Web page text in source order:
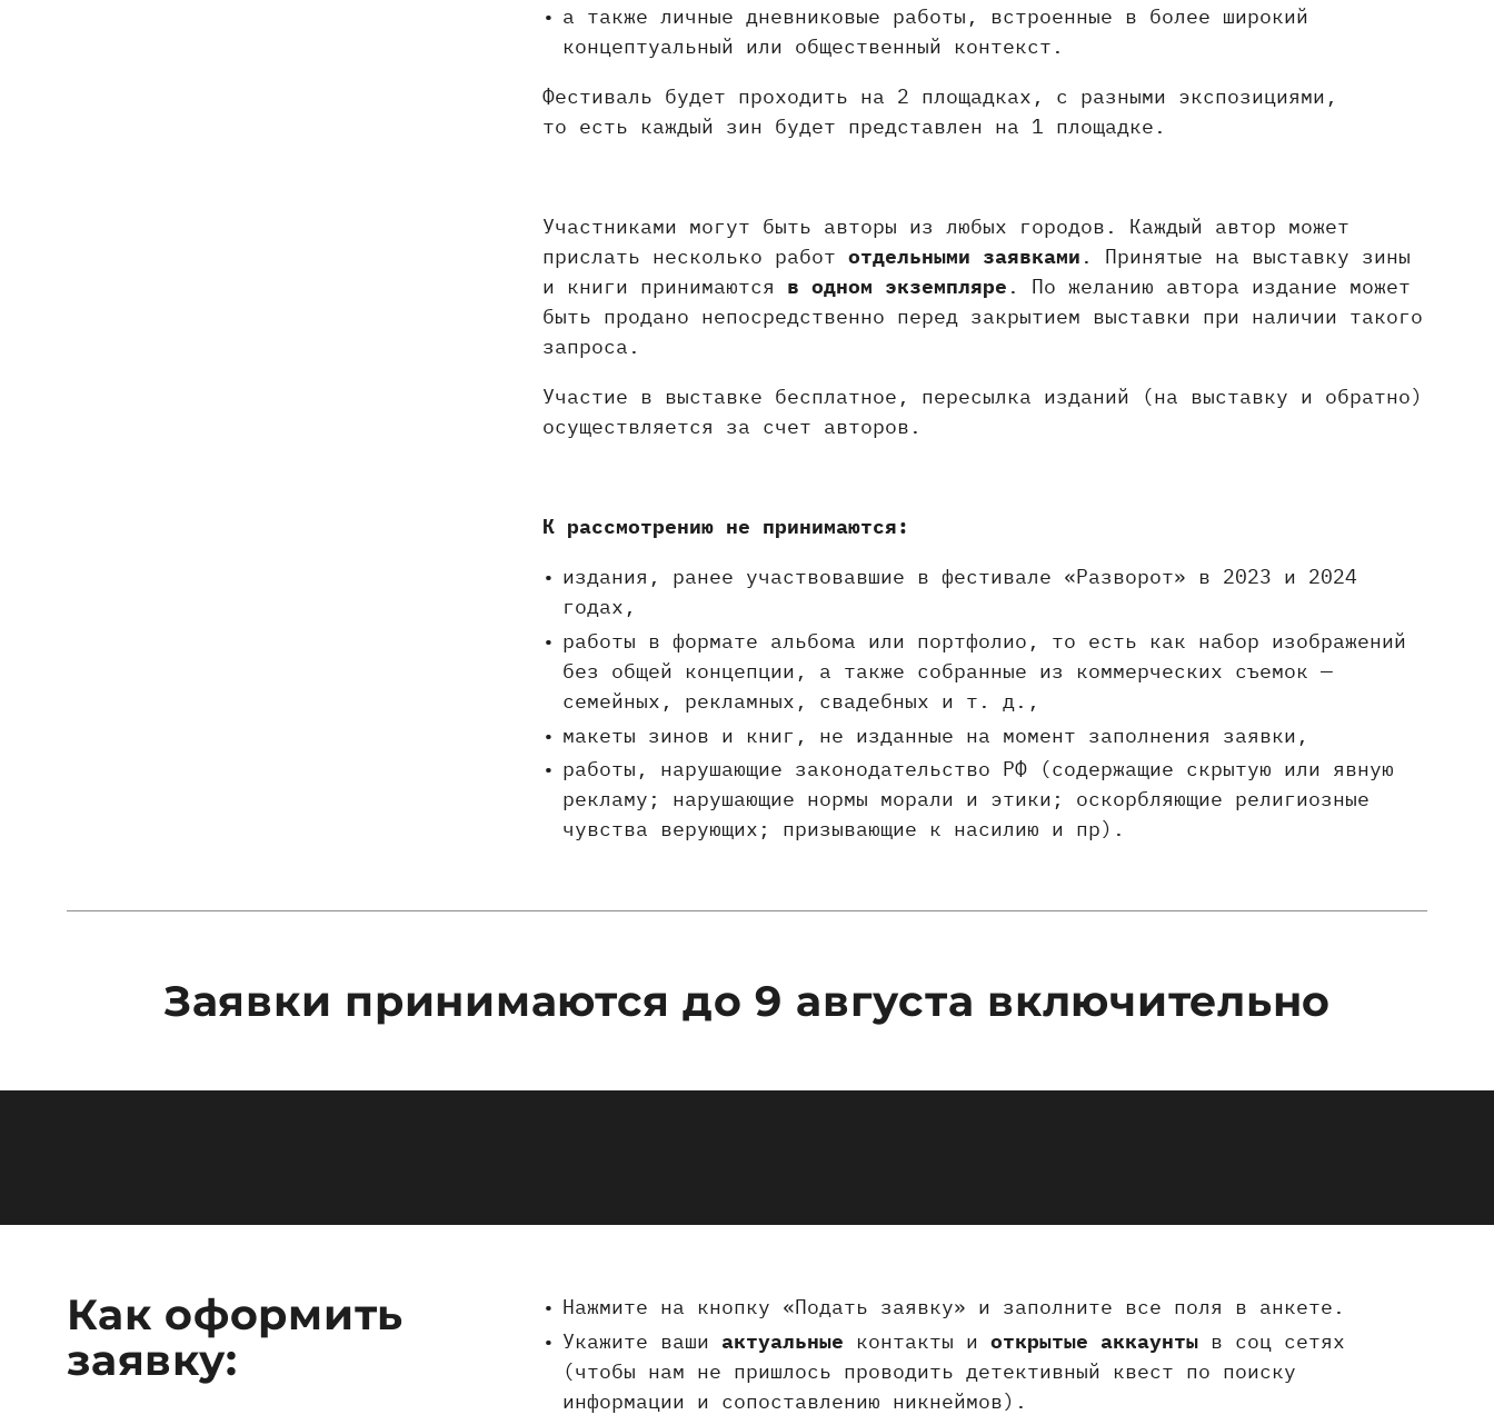
а также личные дневниковые работы, встроенные в более широкий
концептуальный или общественный контекст.
Фестиваль будет проходить на 2 площадках, с разными экспозициями,
то есть каждый зин будет представлен на 1 площадке.
Участниками могут быть авторы из любых городов. Каждый автор может
прислать несколько работ отдельными заявками . Принятые на выставку зины
и книги принимаются в одном экземпляре . По желанию автора издание может
быть продано непосредственно перед закрытием выставки при наличии такого
запроса.
Участие в выставке бесплатное, пересылка изданий (на выставку и обратно)
осуществляется за счет авторов.
К рассмотрению не принимаются:
издания, ранее участвовавшие в фестивале «Разворот» в 2023 и 2024
годах,
работы в формате альбома или портфолио, то есть как набор изображений
без общей концепции, а также собранные из коммерческих съемок —
семейных, рекламных, свадебных и т. д.,
макеты зинов и книг, не изданные на момент заполнения заявки,
работы, нарушающие законодательство РФ (содержащие скрытую или явную
рекламу; нарушающие нормы морали и этики; оскорбляющие религиозные
чувства верующих; призывающие к насилию и пр).
Заявки принимаются до 9 августа включительно
Как оформить
заявку:
Нажмите на кнопку «Подать заявку» и заполните все поля в анкете.
Укажите ваши актуальные контакты и открытые аккаунты в соц сетях
(чтобы нам не пришлось проводить детективный квест по поиску
информации и сопоставлению никнеймов).